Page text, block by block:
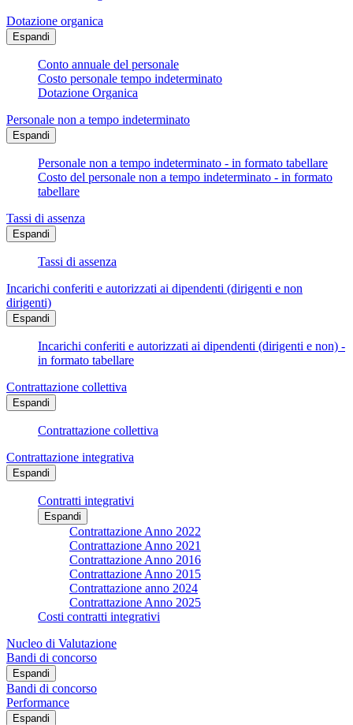
Dotazione organica
Espandi
Conto annuale del personale
Costo personale tempo indeterminato
Dotazione Organica
Personale non a tempo indeterminato
Espandi
Personale non a tempo indeterminato - in formato tabellare
Costo del personale non a tempo indeterminato - in formato
tabellare
Tassi di assenza
Espandi
Tassi di assenza
Incarichi conferiti e autorizzati ai dipendenti (dirigenti e non
dirigenti)
Espandi
Incarichi conferiti e autorizzati ai dipendenti (dirigenti e non) -
in formato tabellare
Contrattazione collettiva
Espandi
Contrattazione collettiva
Contrattazione integrativa
Espandi
Contratti integrativi
Espandi
Contrattazione Anno 2022
Contrattazione Anno 2021
Contrattazione Anno 2016
Contrattazione Anno 2015
Contrattazione anno 2024
Contrattazione Anno 2025
Costi contratti integrativi
Nucleo di Valutazione
Bandi di concorso
Espandi
Bandi di concorso
Performance
Espandi